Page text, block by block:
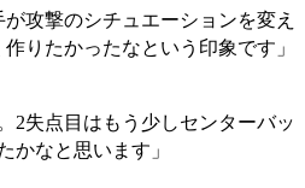
攻撃のシチュエーションを変え
りたかったなという印象です」
2失点目はもう少しセンターバッ
かなと思います」